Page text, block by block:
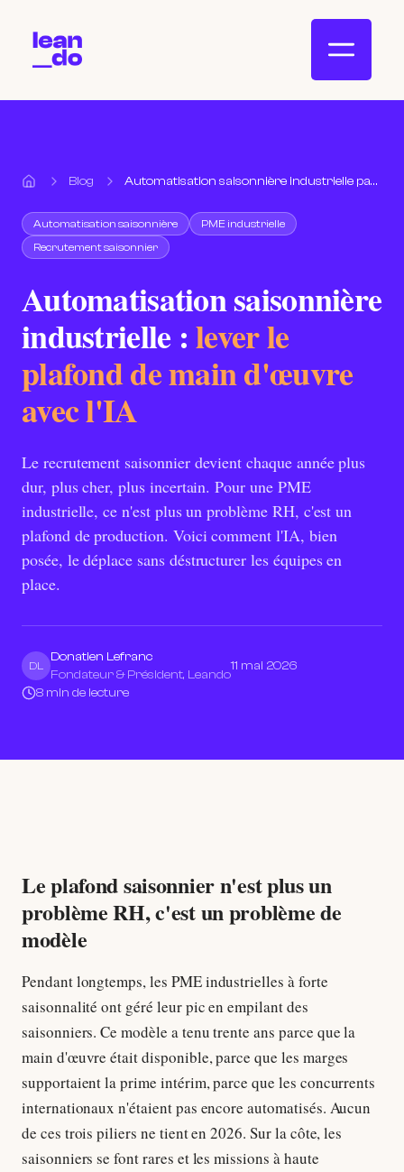
Accueil
Blog Automatisation saisonnière industrielle par IA
Automatisation saisonnière
PME industrielle
Recrutement saisonnier
Automatisation saisonnière
industrielle :lever le
plafond de main d'œuvre
avec l'IA
Le recrutement saisonnier devient chaque année plus
dur, plus cher, plus incertain. Pour une PME
industrielle, ce n'est plus un problème RH, c'est un
plafond de production. Voici comment l'IA, bien
posée, le déplace sans déstructurer les équipes en
place.
DL
Donatien Lefranc
Fondateur & Président, Leando
11 mai 2026
8 min de lecture
Le plafond saisonnier n'est plus un
problème RH, c'est un problème de
modèle
Pendant longtemps, les PME industrielles à forte
saisonnalité ont géré leur pic en empilant des
saisonniers. Ce modèle a tenu trente ans parce que la
main d'œuvre était disponible, parce que les marges
supportaient la prime intérim, parce que les concurrents
internationaux n'étaient pas encore automatisés. Aucun
de ces trois piliers ne tient en 2026. Sur la côte, les
saisonniers se font rares et les missions à haute